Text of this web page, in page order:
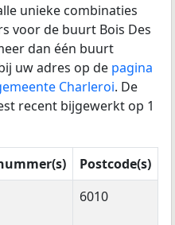
unieke combinaties
voor de buurt Bois Des
dan één buurt
uw adres op de pagina
Charleroi. De
recent bijgewerkt op 1
Postcode(s)
6010